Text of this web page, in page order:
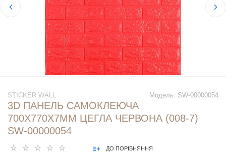
Модель: SW-00000054
STICKER WALL
3D ПАНЕЛЬ САМОКЛЕЮЧА
700Х770Х7ММ ЦЕГЛА ЧЕРВОНА (008-7)
SW-00000054
ДО ПОРІВНЯННЯ